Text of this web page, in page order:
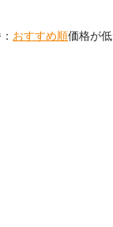
おすすめ順価格が